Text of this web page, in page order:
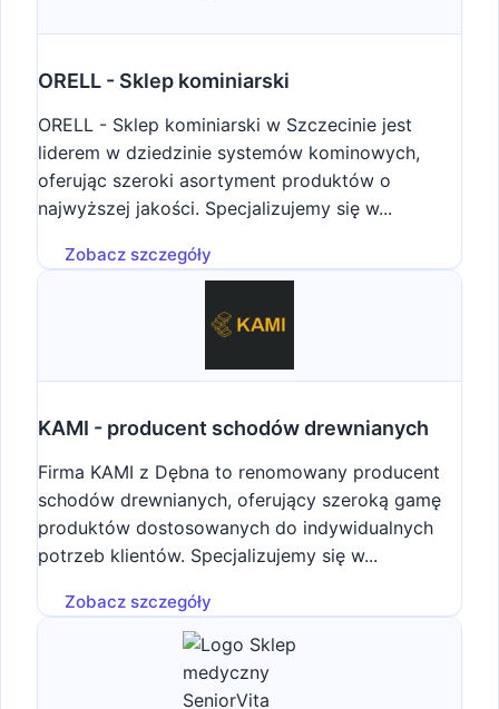
ORELL - Sklep kominiarski
ORELL - Sklep kominiarski w Szczecinie jest
liderem w dziedzinie systemów kominowych,
oferując szeroki asortyment produktów o
najwyższej jakości. Specjalizujemy się w...
Zobacz szczegóły
KAMI - producent schodów drewnianych
Firma KAMI z Dębna to renomowany producent
schodów drewnianych, oferujący szeroką gamę
produktów dostosowanych do indywidualnych
potrzeb klientów. Specjalizujemy się w...
Zobacz szczegóły